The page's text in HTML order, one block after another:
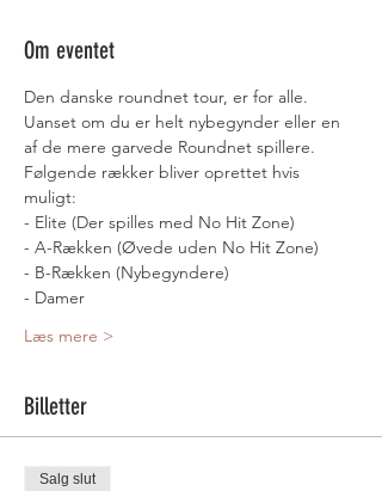
Om eventet
Den danske roundnet tour, er for alle.
Uanset om du er helt nybegynder eller en
af de mere garvede Roundnet spillere.
Følgende rækker bliver oprettet hvis
muligt:
- Elite (Der spilles med No Hit Zone)
- A-Rækken (Øvede uden No Hit Zone)
- B-Rækken (Nybegyndere)
- Damer
Læs mere >
Billetter
Salg slut